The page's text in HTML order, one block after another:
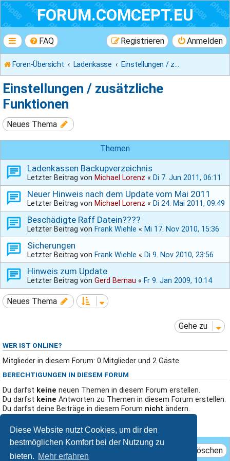
Diese Website nutzt Cookies, um dir den
bestmöglichen Komfort bei der Nutzung zu
bieten. Mehr erfahren
FORUM.COMCEPT.EU
FAQ Anmelden
Registrieren
Foren-Übersicht Ladenkasse
Einstellungen / zusätzliche
Funktionen
Neues Thema
Themen
Ladenkassen Backupverzeichnis
Letzter Beitrag von Michael Lorenz « Di 7. Jun 2011, 06:11
Neuer Hinweis nach dem Update vom Mai 2011
Letzter Beitrag von Michael Lorenz « Di 24. Mai 2011, 09:49
Beschädigte Raff Datein????
Letzter Beitrag von Frank Wiehle « Mi 17. Nov 2010, 15:36
Sicherungen
Letzter Beitrag von Frank Wiehle « Di 9. Nov 2010, 23:56
Hinweis zum Update
Letzter Beitrag von Gerd Bernau « Fr 9. Jan 2009, 10:14
Neues Thema
Gehe zu
WER IST ONLINE?
Mitglieder in diesem Forum: 0 Mitglieder und 2 Gäste
BERECHTIGUNGEN IN DIESEM FORUM
Du darfst keine neuen Themen in diesem Forum erstellen.
Du darfst keine Antworten zu Themen in diesem Forum erstellen.
Du darfst deine Beiträge in diesem Forum nicht ändern.
Du darfstkeineDateianhänge in diesem Forum erstellen.
Alle Cookies löschen